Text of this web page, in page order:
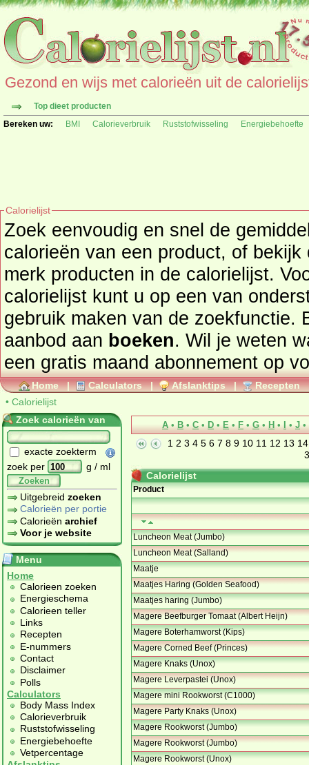
Gezond en wijs met calorieën uit de
Top dieet producten
Bereken uw:
BMI Calorieverbruik Ruststofwisseling Energiebehoefte
Calorielijst
Zoek eenvoudig en snel de
calorieën van een product, of
merk producten in de calorielijst.
calorielijst kunt u op een van
gebruik maken van de zoekfunctie.
aanbod aan boeken. Wil je weten
een gratis maand abonnement op
Home | Calculators | Afslanktips | Recepten
• Calorielijst
Zoek calorieën van
exacte zoekterm
zoek per
g / ml
Zoeken
Uitgebreid zoeken
Calorieën per portie
Calorieën archief
Voor je website
Menu
Home
Calorieen zoeken
Energieschema
Calorieen teller
Links
Recepten
E-nummers
Contact
Disclaimer
Polls
Calculators
Body Mass Index
Calorieverbruik
Ruststofwisseling
Energiebehoefte
Vetpercentage
A • B • C • D • E • F • G • H • • J •
1 2 3 4 5 6 7 8 9 10 11 12 13 14
Calorielijst
Product
Luncheon Meat (Jumbo)
Luncheon Meat (Salland)
Maatje
Maatjes Haring (Golden Seafood)
Maatjes haring (Jumbo)
Magere Beefburger Tomaat (Albert Heijn)
Magere Boterhamworst (Kips)
Magere Corned Beef (Princes)
Magere Knaks (Unox)
Magere Leverpastei (Unox)
Magere mini Rookworst (C1000)
Magere Party Knaks (Unox)
Magere Rookworst (Jumbo)
Magere Rookworst (Jumbo)
Magere Rookworst (Unox)